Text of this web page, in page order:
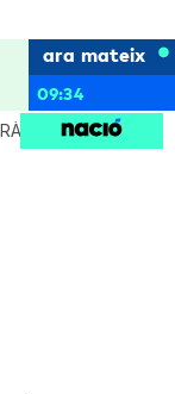
ara mateix
09:34
CRIANÇA